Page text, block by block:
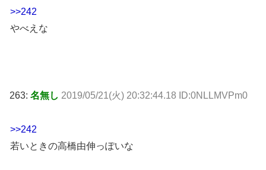
>>242
やべえな
263: 名無し 2019/05/21(火) 20:32:44.18 ID:0NLLMVPm0
>>242
若いときの高橋由伸っぽいな